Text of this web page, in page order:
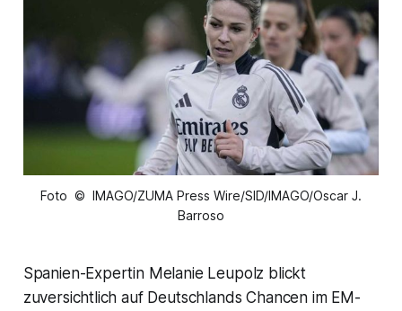
Foto © IMAGO/ZUMA Press Wire/SID/IMAGO/Oscar J.
Barroso
Spanien-Expertin Melanie Leupolz blickt
zuversichtlich auf Deutschlands Chancen im EM-